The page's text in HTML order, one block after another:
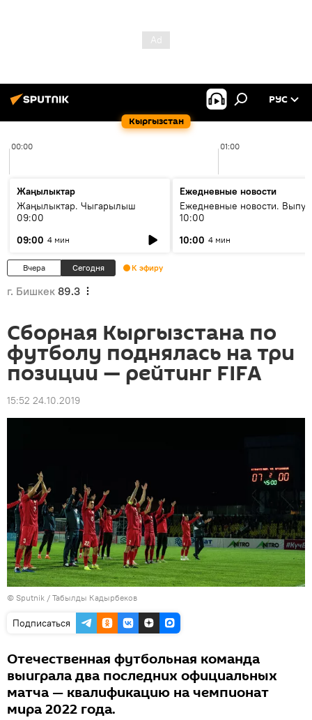
Кыргызстан
РУС
00:00 01:00
Жаңылыктар
Жаңылыктар. Чыгарылыш
09:00
09:00 4 мин
Ежедневные новости
Ежедневные новости.
10:00
10:00 4 мин
Вчера Сегодня К эфиру
г. Бишкек 89.3
Сборная Кыргызстана по
футболу поднялась на три
позиции — рейтинг FIFA
15:52 24.10.2019
© Sputnik / Табылды Кадырбеков
Подписаться
Отечественная футбольная команда
выиграла два последних официальных
матча — квалификацию на чемпионат
мира 2022 года.